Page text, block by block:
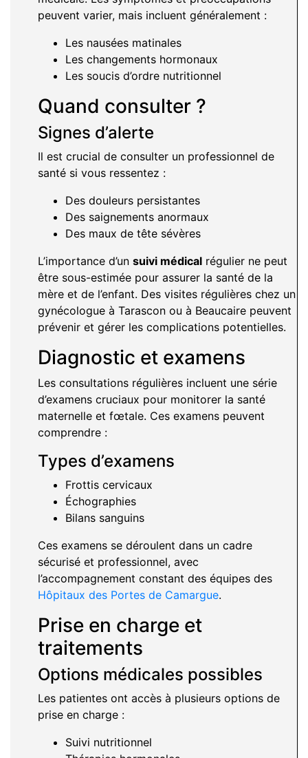
peuvent varier, mais incluent généralement :
Les nausées matinales
Les changements hormonaux
Les soucis d’ordre nutritionnel
Quand consulter ?
Signes d’alerte
Il est crucial de consulter un professionnel de
santé si vous ressentez :
Des douleurs persistantes
Des saignements anormaux
Des maux de tête sévères
L’importance d’un suivi médical régulier ne peut
être sous-estimée pour assurer la santé de la
mère et de l’enfant. Des visites régulières chez un
gynécologue à Tarascon ou à Beaucaire peuvent
prévenir et gérer les complications potentielles.
Diagnostic et examens
Les consultations régulières incluent une série
d’examens cruciaux pour monitorer la santé
maternelle et fœtale. Ces examens peuvent
comprendre :
Types d’examens
Frottis cervicaux
Échographies
Bilans sanguins
Ces examens se déroulent dans un cadre
sécurisé et professionnel, avec
l’accompagnement constant des équipes des
Hôpitaux des Portes de Camargue.
Prise en charge et
traitements
Options médicales possibles
Les patientes ont accès à plusieurs options de
prise en charge :
Suivi nutritionnel